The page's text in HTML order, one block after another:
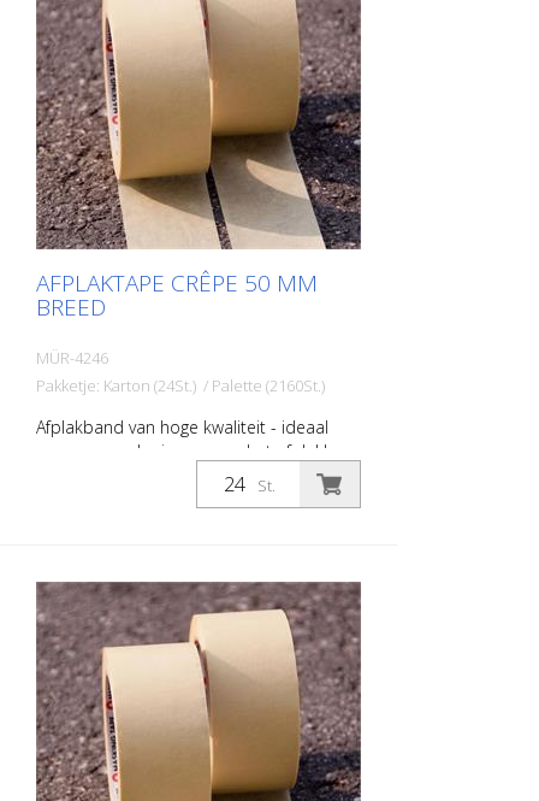
AFPLAKTAPE CRÊPE 50 MM
BREED
MÜR-4246
Pakketje: Karton (24St.) / Palette (2160St.)
Afplakband van hoge kwaliteit - ideaal
voor wegmarkeringen voor het afplakken
van veiligheidspaden, borden, symbolen,
enz. Breedte: 50 mm Lengte: 50 meter
St.